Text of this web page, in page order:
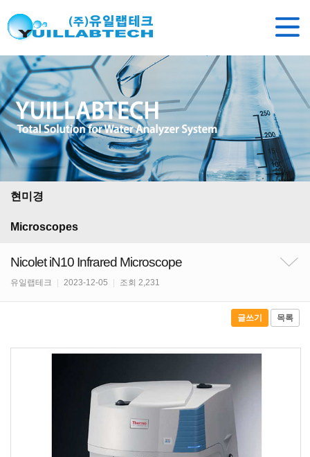
현미경
Microscopes
Nicolet iN10 Infrared Microscope
유일랩테크 2023-12-05 조회 2,231
글쓰기 목록